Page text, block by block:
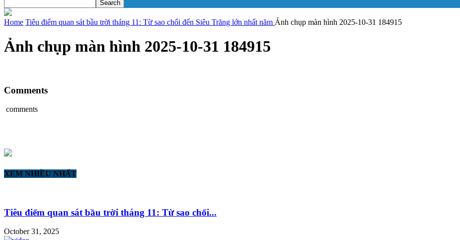
Home Tiêu điểm quan sát bầu trời tháng 11: Từ sao chổi đến Siêu Trăng lớn nhất năm Ảnh chụp màn hình 2025-10-31 184915
Ảnh chụp màn hình 2025-10-31 184915
Comments
comments
XEM NHIỀU NHẤT
Tiêu điểm quan sát bầu trời tháng 11: Từ sao chổi...
October 31, 2025